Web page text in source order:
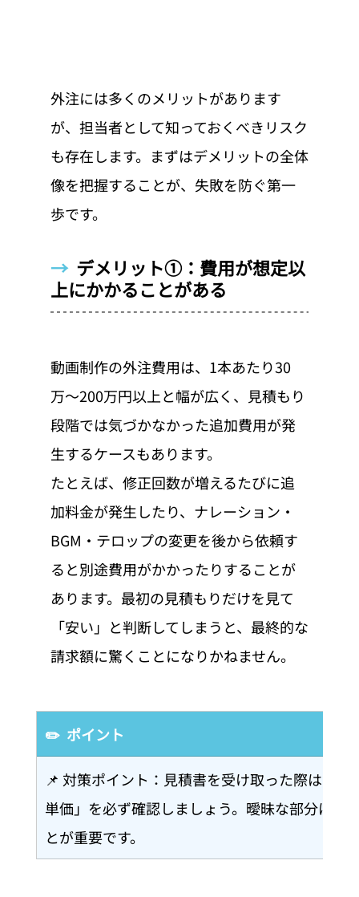
外注には多くのメリットがあります
が、担当者として知っておくべきリスク
も存在します。まずはデメリットの全体
像を把握することが、失敗を防ぐ第一
歩です。
→ デメリット①：費用が想定以
上にかかることがある
動画制作の外注費用は、1本あたり30
万〜200万円以上と幅が広く、見積もり
段階では気づかなかった追加費用が発
生するケースもあります。
たとえば、修正回数が増えるたびに追
加料金が発生したり、ナレーション・
BGM・テロップの変更を後から依頼す
ると別途費用がかかったりすることが
あります。最初の見積もりだけを見て
「安い」と判断してしまうと、最終的な
請求額に驚くことになりかねません。
✏️  ポイント
📌 対策ポイント：見積書を受け取った際は「
単価」を必ず確認しましょう。曖昧な部分は事
とが重要です。